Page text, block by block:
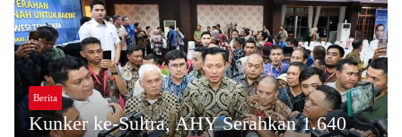
Berita
Kunker ke-Sultra, AHY Serahkan 1.640